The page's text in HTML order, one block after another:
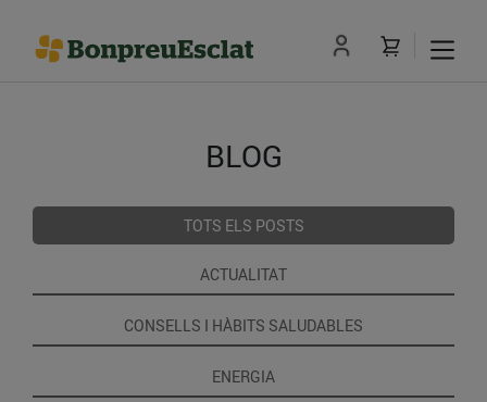
BLOG
TOTS ELS POSTS
ACTUALITAT
CONSELLS I HÀBITS SALUDABLES
ENERGIA